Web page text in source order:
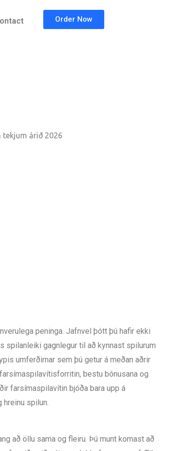
Order Now
tekjum árið 2026
peninga. Jafnvel þótt þú hafir ekki
spilanleiki gagnlegur til að kynnast spilurum
umferðirnar sem þú getur á meðan aðrir
bestu bónusana og
farsímaspilavítin bjóða bara upp á
hreinu spilun.
að öllu sama og fleiru. Þú munt komast að